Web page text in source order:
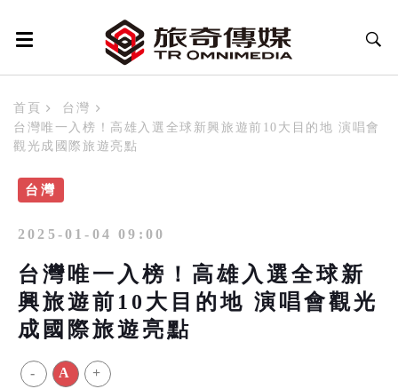
首頁
台灣
台灣唯一入榜！高雄入選全球新興旅遊前10大目的地 演唱會
觀光成國際旅遊亮點
台灣
2025-01-04 09:00
台灣唯一入榜！高雄入選全球新
興旅遊前10大目的地 演唱會觀光
成國際旅遊亮點
- A +